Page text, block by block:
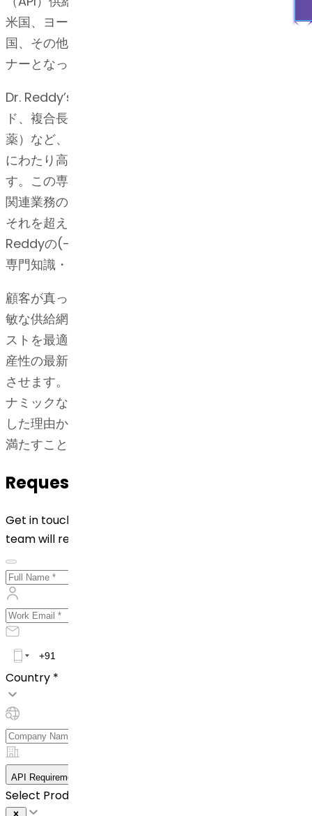
米国、ヨーロッパ、ブラジル、南米、日本、中国、韓
国、その他の新興市場において製薬会社の推奨パート
ナーとなっています。
Dr. Reddy’sのAPIビジネスは、ステロイド、ペプチ
ド、複合長鎖分子、高薬理活性API（HPAPI /腫瘍学
薬）など、複合APIの開発・製造において、30年以上
にわたり高度な技術的実績を築き上げ、成長していま
す。この専門知識・技術は弊社の知的財産および規制
関連業務の実績と共に、一貫して規制基準を満たし、
それを超える優れた価値を生み出しています。Dr.
Reddyの(-) API, R&D (研究開発)、IP、規制の高度な
専門知識・技能の結果です。
顧客が真っ先に市場に参入するのに重要な要素は、機
敏な供給網です。弊社は全施設を効率的に、そしてコ
ストを最適化して稼働させ、品質と安全性、また、生
産性の最新基準に従うことで、そうした供給網を実現
させます。オフィスと工場の結びつきを強化し、ダイ
ナミックな市場の変化に迅速に対応しています。そう
した理由から、弊社は不足を解消して突発的な供給を
満たすことができるのです。
Request for Quotation
Get in touch with us by filling out the form below. Our
team will reach out to you shortly!
Country *
API Requirement Details
Select Product *